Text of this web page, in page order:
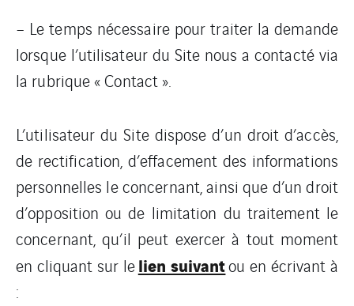
– Le temps nécessaire pour traiter la demande
lorsque l’utilisateur du Site nous a contacté via
la rubrique « Contact ».
L’utilisateur du Site dispose d’un droit d’accès,
de rectification, d’effacement des informations
personnelles le concernant, ainsi que d’un droit
d’opposition ou de limitation du traitement le
concernant, qu’il peut exercer à tout moment
en cliquant sur lelien suivantou en écrivant à
: